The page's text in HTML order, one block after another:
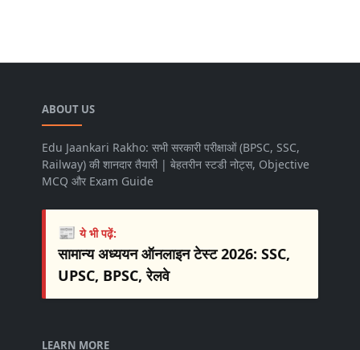
ABOUT US
Edu Jaankari Rakho: सभी सरकारी परीक्षाओं (BPSC, SSC,
Railway) की शानदार तैयारी | बेहतरीन स्टडी नोट्स, Objective
MCQ और Exam Guide
📰ये भी पढ़ें:
सामान्य अध्ययन ऑनलाइन टेस्ट 2026: SSC,
UPSC, BPSC, रेलवे
LEARN MORE